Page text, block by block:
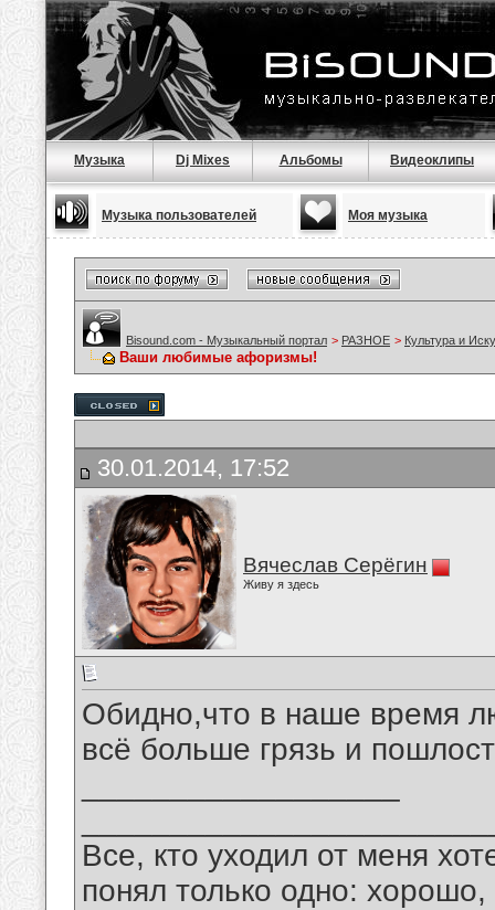
Музыка Dj Mixes Альбомы Видеоклипы
Музыка пользователей Моя музыка
Bisound.com - Музыкальный портал > РАЗНОЕ > Культура и
Ваши любимые афоризмы!
30.01.2014, 17:52
Вячеслав Серёгин
Живу я здесь
Обидно,что в наше время
всё больше грязь и
Все, кто уходил от меня
понял только одно: